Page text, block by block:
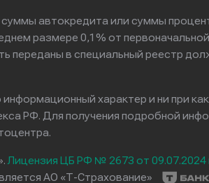
автокредита или суммы
размере 0,1% от
переданы в специальный реестр
характер и ни при
РФ. Для получения подробной
Лицензия ЦБ РФ № 2673 от 09.07.2024
АО «Т-Страхование»